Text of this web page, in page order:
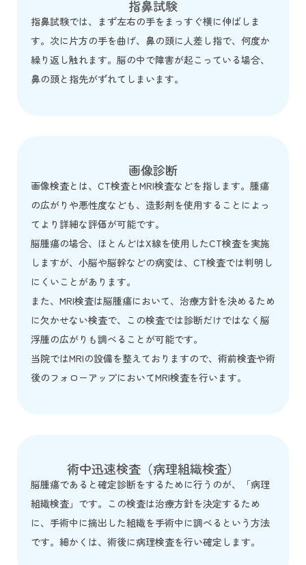
指鼻試験
指鼻試験では、まず左右の手をまっすぐ横に伸ばしま
す。次に片方の手を曲げ、鼻の頭に人差し指で、何度か
繰り返し触れます。脳の中で障害が起こっている場合、
鼻の頭と指先がずれてしまいます。
画像診断
画像検査とは、CT検査とMRI検査などを指します。腫瘍
の広がりや悪性度なども、造影剤を使用することによっ
てより詳細な評価が可能です。
脳腫瘍の場合、ほとんどはX線を使用したCT検査を実施
しますが、小脳や脳幹などの病変は、CT検査では判明し
にくいことがあります。
また、MRI検査は脳腫瘍において、治療方針を決めるため
に欠かせない検査で、この検査では診断だけではなく脳
浮腫の広がりも調べることが可能です。
当院ではMRIの設備を整えておりますので、術前検査や術
後のフォローアップにおいてMRI検査を行います。
術中迅速検査（病理組織検査）
脳腫瘍であると確定診断をするために行うのが、「病理
組織検査」です。この検査は治療方針を決定するため
に、手術中に摘出した組織を手術中に調べるという方法
です。細かくは、術後に病理検査を行い確定します。